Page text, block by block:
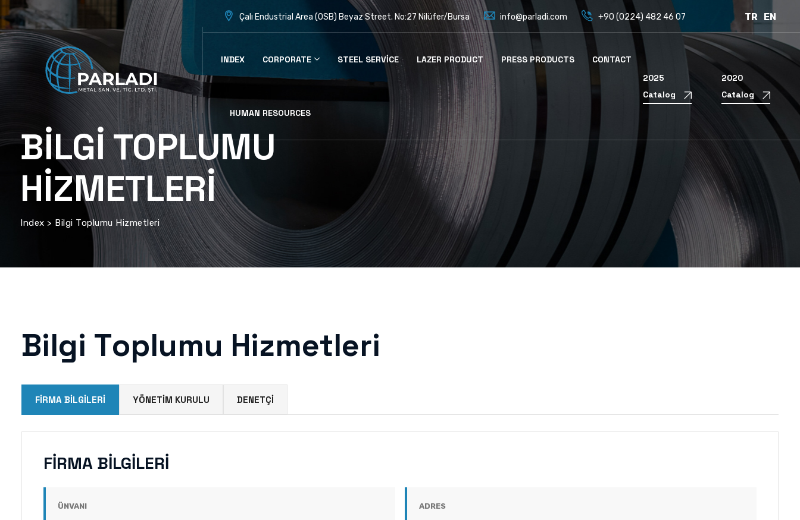
Çalı Endustrial Area (OSB) Beyaz Street. No:27 Nilüfer/Bursa info@parladi.com +90 (0224) 482 46 07 TR EN
INDEX CORPORATE STEEL SERVICE LAZER PRODUCT PRESS PRODUCTS CONTACT
HUMAN RESOURCES
2025
Catalog
2020
Catalog
BILGI TOPLUMU
HIZMETLERI
Index > Bilgi Toplumu Hizmetleri
Bilgi Toplumu Hizmetleri
FIRMA BILGILERI YÖNETIM KURULU DENETÇI
FIRMA BILGILERI
ÜNVANI ADRES